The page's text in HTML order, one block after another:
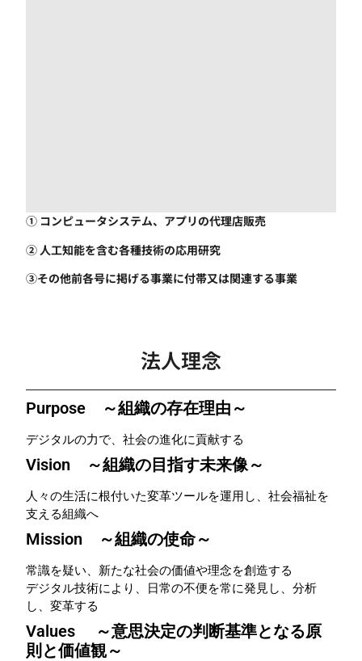
① コンピュータシステム、アプリの代理店販売
② 人工知能を含む各種技術の応用研究
③その他前各号に掲げる事業に付帯又は関連する事業
法人理念
Purpose ～組織の存在理由～
デジタルの力で、社会の進化に貢献する
Vision ～組織の目指す未来像～
人々の生活に根付いた変革ツールを運用し、社会福祉を
支える組織へ
Mission ～組織の使命～
常識を疑い、新たな社会の価値や理念を創造する
デジタル技術により、日常の不便を常に発見し、分析
し、変革する
Values ～意思決定の判断基準となる原
則と価値観～